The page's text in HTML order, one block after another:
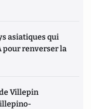
asiatiques qui
pour renverser la
Villepin